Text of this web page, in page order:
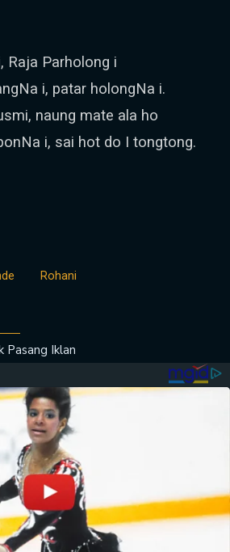
Raja Parholong i
i, patar holongNa i.
naung mate ala ho
i, sai hot do I tongtong.
Rohani
Pasang Iklan